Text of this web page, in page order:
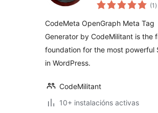
Generator
(1 )
CodeMeta OpenGraph Meta Tag
Generator by CodeMilitant is the
foundation for the most powerful
in WordPress.
CodeMilitant
10+ instalacións activas